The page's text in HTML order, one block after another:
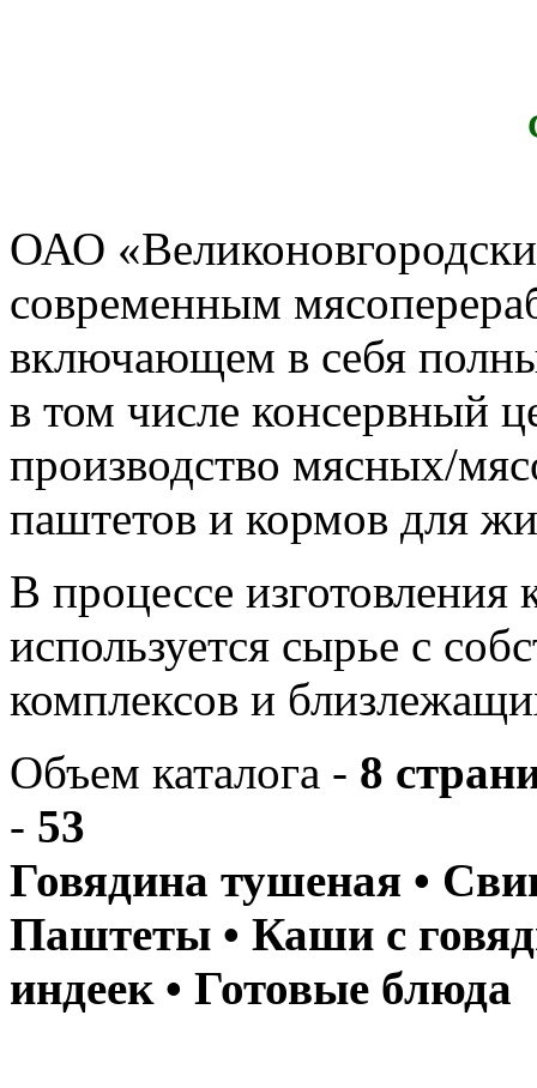
ОАО
современным
включающем в себя
в том числе консервный
производство мясных/
паштетов и кормов для
В процессе
используется сырье с
комплексов и
Объем каталога - 8
- 53
Говядина тушеная •
Паштеты • Каши с
индеек • Готовые блюда